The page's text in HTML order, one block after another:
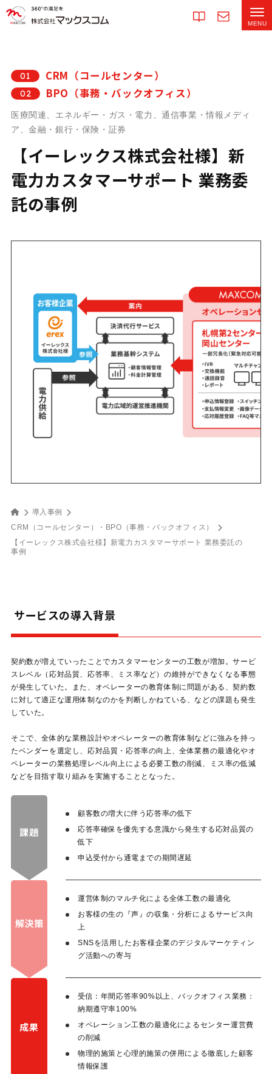
01 CRM（コールセンター）
02 BPO（事務・バックオフィス）
医療関連、エネルギー・ガス・電力、通信事業・情報メディ
ア、金融・銀行・保険・証券
【イーレックス株式会社様】新
電力カスタマーサポート 業務委
託の事例
導入事例
CRM（コールセンター）
・ BPO（事務・バックオフィス）
【イーレックス株式会社様】新電力カスタマーサポート 業務委託の
事例
サービスの導入背景
契約数が増えていったことでカスタマーセンターの工数が増加。サービ
スレベル（応対品質、応答率、ミス率など）の維持ができなくなる事態
が発生していた。また、オペレーターの教育体制に問題がある、契約数
に対して適正な運用体制なのかを判断しかねている、などの課題も発生
していた。
そこで、全体的な業務設計やオペレーターの教育体制などに強みを持っ
たベンダーを選定し、応対品質・応答率の向上、全体業務の最適化やオ
ペレーターの業務処理レベル向上による必要工数の削減、ミス率の低減
などを目指す取り組みを実施することとなった。
課題
顧客数の増大に伴う応答率の低下
応答率確保を優先する意識から発生する応対品質の
低下
申込受付から通電までの期間遅延
解決策
運営体制のマルチ化による全体工数の最適化
お客様の生の『声』の収集・分析によるサービス向
上
SNSを活用したお客様企業のデジタルマーケティン
グ活動への寄与
成果
受信：年間応答率90%以上、バックオフィス業務：
納期遵守率100%
オペレーション工数の最適化によるセンター運営費
の削減
物理的施策と心理的施策の併用による徹底した顧客
情報保護